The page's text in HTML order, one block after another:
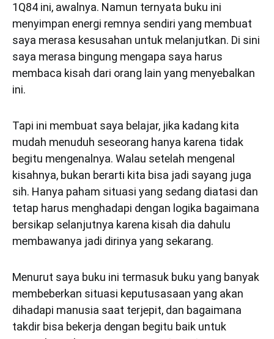
1Q84 ini, awalnya. Namun ternyata buku ini
menyimpan energi remnya sendiri yang membuat
saya merasa kesusahan untuk melanjutkan. Di sini
saya merasa bingung mengapa saya harus
membaca kisah dari orang lain yang menyebalkan
ini.
Tapi ini membuat saya belajar, jika kadang kita
mudah menuduh seseorang hanya karena tidak
begitu mengenalnya. Walau setelah mengenal
kisahnya, bukan berarti kita bisa jadi sayang juga
sih. Hanya paham situasi yang sedang diatasi dan
tetap harus menghadapi dengan logika bagaimana
bersikap selanjutnya karena kisah dia dahulu
membawanya jadi dirinya yang sekarang.
Menurut saya buku ini termasuk buku yang banyak
membeberkan situasi keputusasaan yang akan
dihadapi manusia saat terjepit, dan bagaimana
takdir bisa bekerja dengan begitu baik untuk